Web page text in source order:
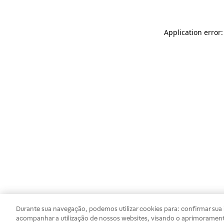
Application
Durante sua navegação, podemos utilizar cookies para: confirmar
acompanhar a utilização de nossos websites, visando o